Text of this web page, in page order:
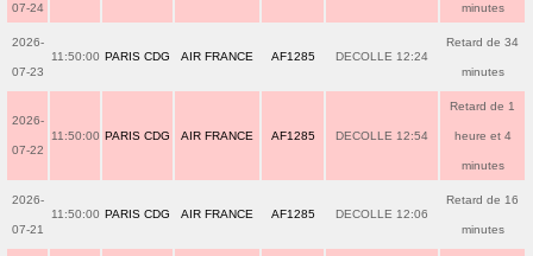
07-24 minutes
2026-
07-23
11:50:00 PARIS CDG AIR FRANCE AF1285 DECOLLE 12:24
Retard de 34
minutes
2026-
07-22
11:50:00 PARIS CDG AIR FRANCE AF1285 DECOLLE 12:54
Retard de 1
heure et 4
minutes
2026-
07-21
11:50:00 PARIS CDG AIR FRANCE AF1285 DECOLLE 12:06
Retard de 16
minutes